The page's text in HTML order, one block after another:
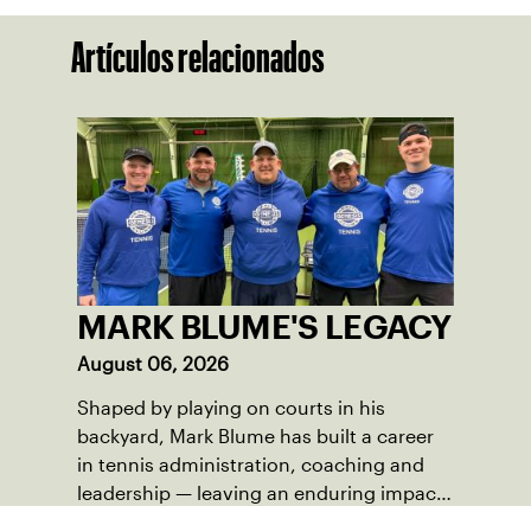
Artículos relacionados
MARK BLUME'S LEGACY
August 06, 2026
Shaped by playing on courts in his
backyard, Mark Blume has built a career
in tennis administration, coaching and
leadership — leaving an enduring impact